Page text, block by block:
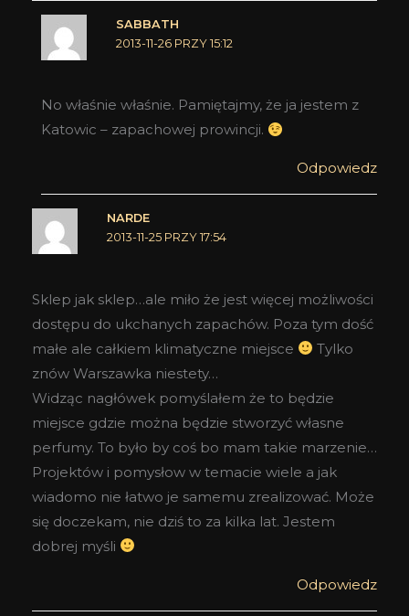
SABBATH
2013-11-26 PRZY 15:12
No właśnie właśnie. Pamiętajmy, że ja jestem z
Katowic – zapachowej prowincji.
Odpowiedz
NARDE
2013-11-25 PRZY 17:54
Sklep jak sklep…ale miło że jest więcej możliwości
dostępu do ukchanych zapachów. Poza tym dość
małe ale całkiem klimatyczne miejsce
Tylko
znów Warszawka niestety…
Widząc nagłówek pomyślałem że to będzie
miejsce gdzie można będzie stworzyć własne
perfumy. To było by coś bo mam takie marzenie…
Projektów i pomysłow w temacie wiele a jak
wiadomo nie łatwo je samemu zrealizować. Może
się doczekam, nie dziś to za kilka lat. Jestem
dobrej myśli
Odpowiedz